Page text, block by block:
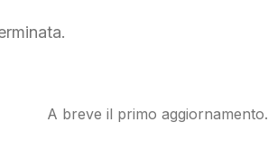
A breve il primo aggiornamento.